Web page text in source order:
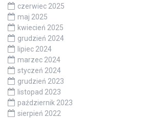
czerwiec 2025
maj 2025
kwiecień 2025
grudzień 2024
lipiec 2024
marzec 2024
styczeń 2024
grudzień 2023
listopad 2023
październik 2023
sierpień 2022